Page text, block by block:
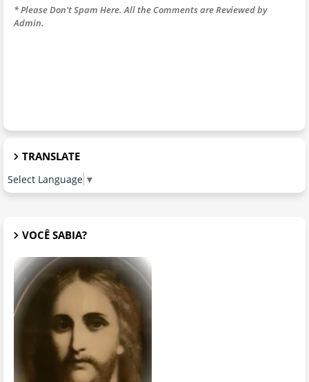
* Please Don't Spam Here. All the Comments are Reviewed by
Admin.
TRANSLATE
Select Language ▼
VOCÊ SABIA?